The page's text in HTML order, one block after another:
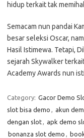
hidup terkait tak
Semacam nun pandai
besar seleksi Oscar,
Hasil Istimewa. Tetapi,
sejarah Skywalker
Academy Awards nun
Category: Gacor Demo
slot bisa demo , akun
dengan slot, apk demo
bonanza slot demo ,